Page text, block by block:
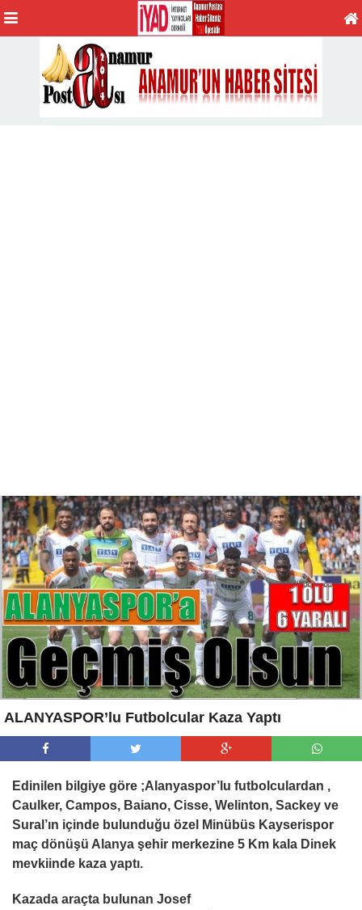
ALANYASPOR’lu Futbolcular Kaza Yaptı
Edinilen bilgiye göre ;Alanyaspor’lu futbolculardan ,
Caulker, Campos, Baiano, Cisse, Welinton, Sackey ve
Sural’ın içinde bulunduğu özel Minübüs Kayserispor
maç dönüşü Alanya şehir merkezine 5 Km kala Dinek
mevkiinde kaza yaptı.
Kazada araçta bulunan Josef